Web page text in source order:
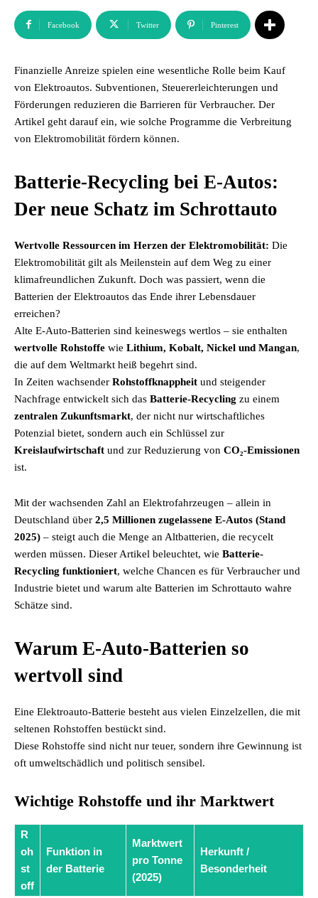
Facebook Twitter Pinterest
Finanzielle Anreize spielen eine wesentliche Rolle beim Kauf
von Elektroautos. Subventionen, Steuererleichterungen und
Förderungen reduzieren die Barrieren für Verbraucher. Der
Artikel geht darauf ein, wie solche Programme die Verbreitung
von Elektromobilität fördern können.
Batterie-Recycling bei E-Autos:
Der neue Schatz im Schrottauto
Wertvolle Ressourcen im Herzen der Elektromobilität: Die
Elektromobilität gilt als Meilenstein auf dem Weg zu einer
klimafreundlichen Zukunft. Doch was passiert, wenn die
Batterien der Elektroautos das Ende ihrer Lebensdauer
erreichen?
Alte E-Auto-Batterien sind keineswegs wertlos – sie enthalten
wertvolle Rohstoffe wie Lithium, Kobalt, Nickel und Mangan,
die auf dem Weltmarkt heiß begehrt sind.
In Zeiten wachsender Rohstoffknappheit und steigender
Nachfrage entwickelt sich das Batterie-Recycling zu einem
zentralen Zukunftsmarkt, der nicht nur wirtschaftliches
Potenzial bietet, sondern auch ein Schlüssel zur
Kreislaufwirtschaft und zur Reduzierung von CO₂-Emissionen
ist.
Mit der wachsenden Zahl an Elektrofahrzeugen – allein in
Deutschland über 2,5 Millionen zugelassene E-Autos (Stand
2025) – steigt auch die Menge an Altbatterien, die recycelt
werden müssen. Dieser Artikel beleuchtet, wie Batterie-
Recycling funktioniert, welche Chancen es für Verbraucher und
Industrie bietet und warum alte Batterien im Schrottauto wahre
Schätze sind.
Warum E-Auto-Batterien so
wertvoll sind
Eine Elektroauto-Batterie besteht aus vielen Einzelzellen, die mit
seltenen Rohstoffen bestückt sind.
Diese Rohstoffe sind nicht nur teuer, sondern ihre Gewinnung ist
oft umweltschädlich und politisch sensibel.
Wichtige Rohstoffe und ihr Marktwert
R
oh
st
off
Funktion in
der Batterie
Marktwert
pro Tonne
(2025)
Herkunft /
Besonderheit